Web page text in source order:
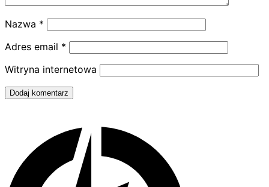
Nazwa *
Adres email *
Witryna internetowa
Dodaj komentarz